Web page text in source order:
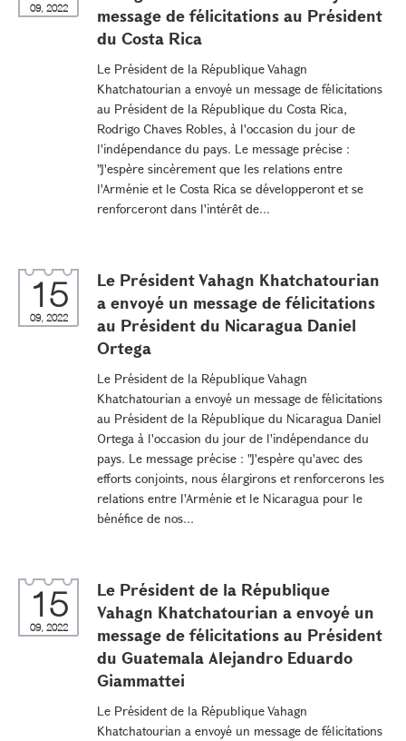
09, 2022
message de félicitations au Président
du Costa Rica
Le Président de la République Vahagn
Khatchatourian a envoyé un message de félicitations
au Président de la République du Costa Rica,
Rodrigo Chaves Robles, à l'occasion du jour de
l'indépendance du pays. Le message précise :
"J'espère sincèrement que les relations entre
l'Arménie et le Costa Rica se développeront et se
renforceront dans l'intérêt de...
15
09, 2022
Le Président Vahagn Khatchatourian
a envoyé un message de félicitations
au Président du Nicaragua Daniel
Ortega
Le Président de la République Vahagn
Khatchatourian a envoyé un message de félicitations
au Président de la République du Nicaragua Daniel
Ortega à l'occasion du jour de l'indépendance du
pays. Le message précise : "J'espère qu'avec des
efforts conjoints, nous élargirons et renforcerons les
relations entre l'Arménie et le Nicaragua pour le
bénéfice de nos...
15
09, 2022
Le Président de la République
Vahagn Khatchatourian a envoyé un
message de félicitations au Président
du Guatemala Alejandro Eduardo
Giammattei
Le Président de la République Vahagn
Khatchatourian a envoyé un message de félicitations